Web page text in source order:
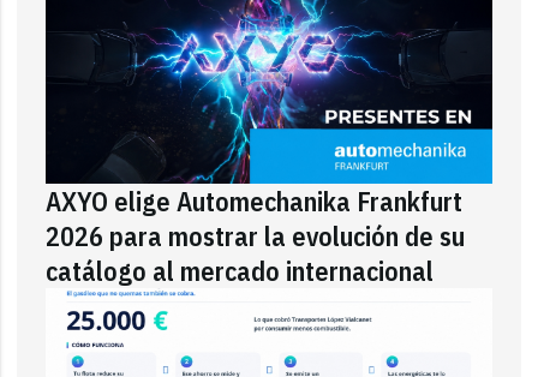
AXYO elige Automechanika Frankfurt
2026 para mostrar la evolución de su
catálogo al mercado internacional